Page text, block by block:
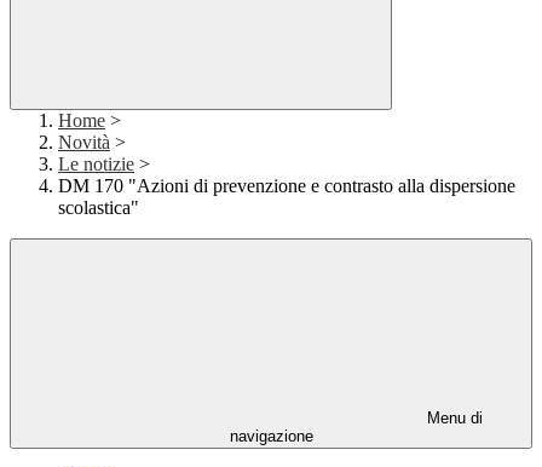
Home >
Novità >
Le notizie >
DM 170 "Azioni di prevenzione e contrasto alla dispersione
scolastica"
Menu di
navigazione